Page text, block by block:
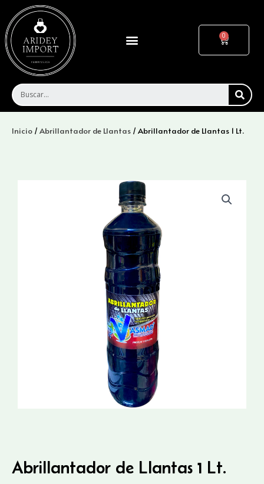
contenido
Menu Cart
Inicio / Abrillantador de Llantas / Abrillantador de Llantas 1 Lt.
Abrillantador de Llantas 1 Lt.